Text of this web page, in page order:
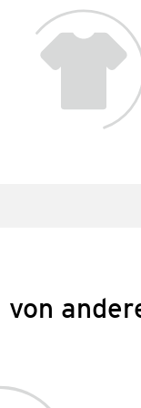
von